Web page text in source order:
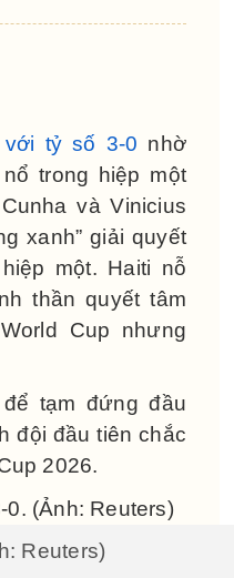
với tỷ số 3-0 nhờ
trong hiệp một
và Vinicius
xanh” giải quyết
một. Haiti nỗ
thần quyết tâm
Cup nhưng
tạm đứng đầu
đội đầu tiên chắc
2026.
Reuters)